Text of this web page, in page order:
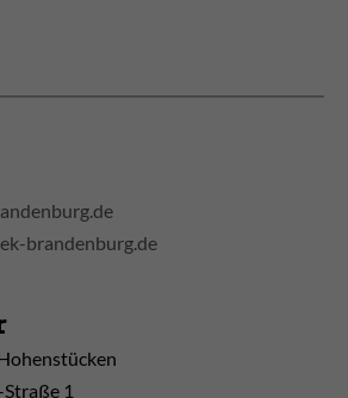
brandenburg.de
1